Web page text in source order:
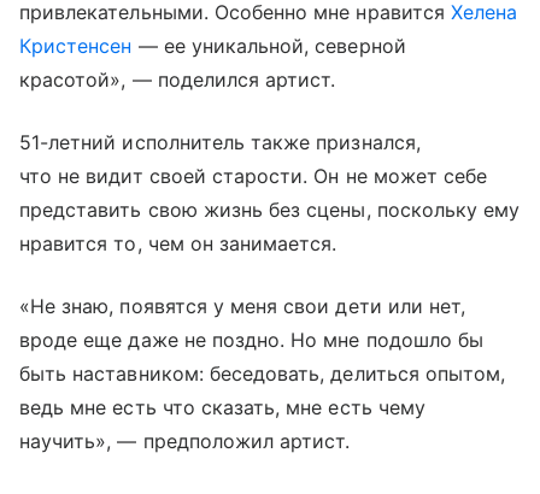
привлекательными. Особенно мне нравится Хелена
Кристенсен — ее уникальной, северной
красотой», — поделился артист.
51-летний исполнитель также признался,
что не видит своей старости. Он не может себе
представить свою жизнь без сцены, поскольку ему
нравится то, чем он занимается.
«Не знаю, появятся у меня свои дети или нет,
вроде еще даже не поздно. Но мне подошло бы
быть наставником: беседовать, делиться опытом,
ведь мне есть что сказать, мне есть чему
научить», — предположил артист.